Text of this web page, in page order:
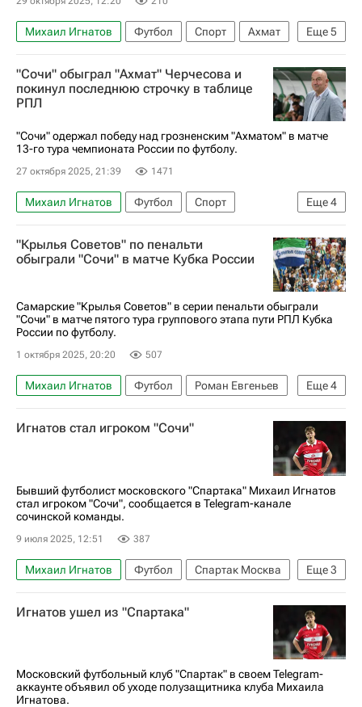
Еще5
Михаил Игнатов Футбол Спорт
Ахмат
Сочи
РПЛ 2026-2027 (Чемпионат России по футболу)
Российский футбольный союз (РФС)
Гиорги Шелия
Владимир Ильин
"Сочи" обыграл "Ахмат" Черчесова и
покинул последнюю строчку в таблице
РПЛ
"Сочи" одержал победу над грозненским "Ахматом" в матче
13-го тура чемпионата России по футболу.
27 октября 2025, 21:39 1471
Еще4
Михаил Игнатов Футбол
Спорт
Дмитрий Васильев
Сочи
Ахмат
РПЛ 2026-2027 (Чемпионат России по футболу)
"Крылья Советов" по пенальти
обыграли "Сочи" в матче Кубка России
Самарские "Крылья Советов" в серии пенальти обыграли
"Сочи" в матче пятого тура группового этапа пути РПЛ Кубка
России по футболу.
1 октября 2025, 20:20 507
Еще4
Михаил Игнатов Футбол
Роман Евгеньев
Никита Чернов
Сочи
Крылья Советов
Кубок России по футболу
Игнатов стал игроком "Сочи"
Бывший футболист московского "Спартака" Михаил Игнатов
стал игроком "Сочи", сообщается в Telegram-канале
сочинской команды.
9 июля 2025, 12:51 387
Еще3
Михаил Игнатов Футбол
Спартак Москва
Сочи
Трансферы Трансферы в РПЛ
Игнатов ушел из "Спартака"
Московский футбольный клуб "Спартак" в своем Telegram-
аккаунте объявил об уходе полузащитника клуба Михаила
Игнатова.